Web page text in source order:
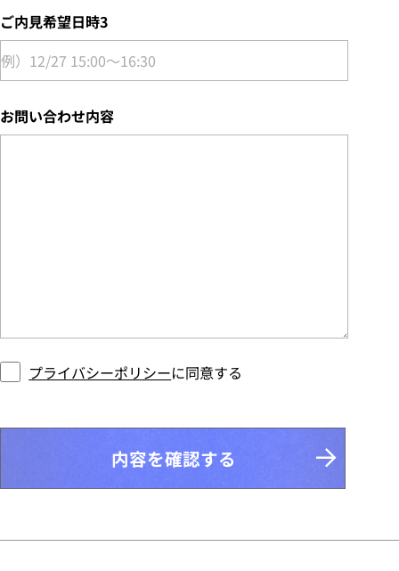
ご内見希望日時3
お問い合わせ内容
プライバシーポリシーに同意する
内容を確認する